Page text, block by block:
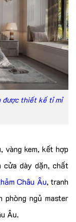
được thiết kế tỉ mỉ
vàng kem, kết hợp
cửa dày dặn, chất
Châu Âu, tranh
phòng ngủ master
Âu.